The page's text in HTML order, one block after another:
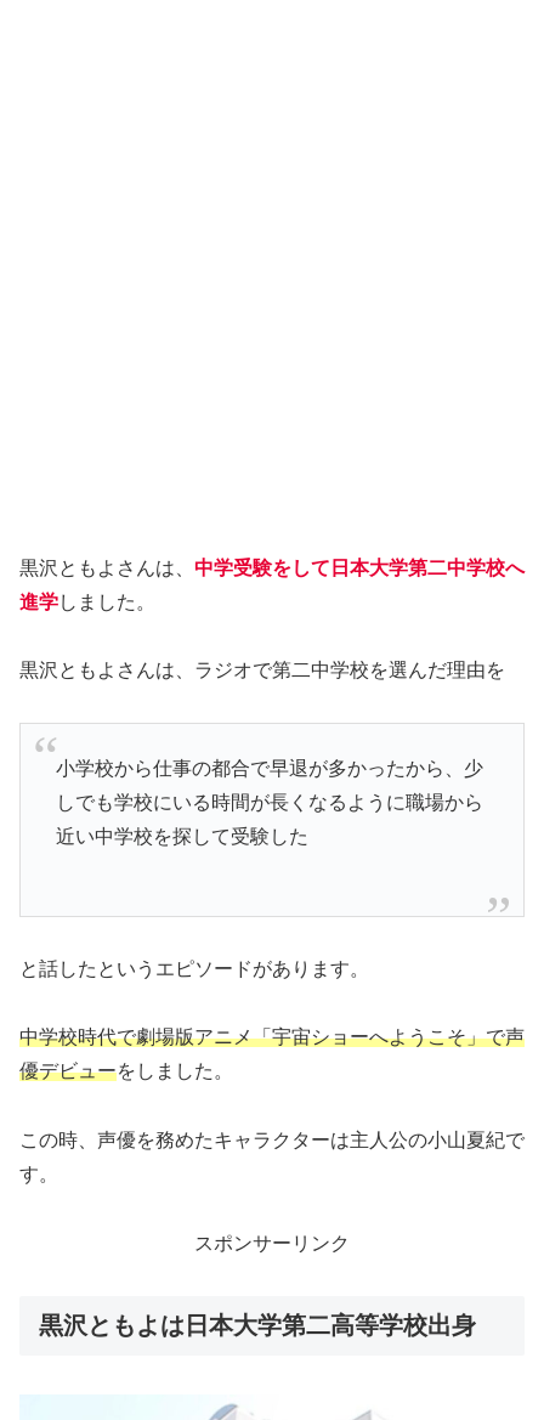
黒沢ともよさんは、 中学受験をして日本大学第二中学校へ
進学しました。
黒沢ともよさんは、ラジオで第二中学校を選んだ理由を
小学校から仕事の都合で早退が多かったから、少
しでも学校にいる時間が長くなるように職場から
近い中学校を探して受験した
と話したというエピソードがあります。
中学校時代で劇場版アニメ「宇宙ショーへようこそ」で声
優デビューをしました。
この時、声優を務めたキャラクターは主人公の小山夏紀で
す。
スポンサーリンク
黒沢ともよは日本大学第二高等学校出身